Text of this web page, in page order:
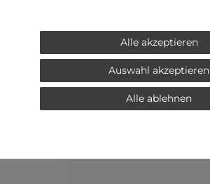
Alle akzeptieren
Auswahl akzeptieren
Alle ablehnen